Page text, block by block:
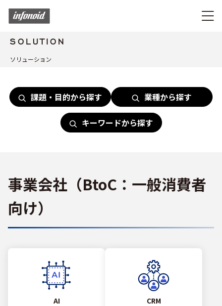
SOLUTION
ソリューション
課題・目的から探す 業種から探す
キーワードから探す
事業会社（BtoC：一般消費者
向け）
AI CRM